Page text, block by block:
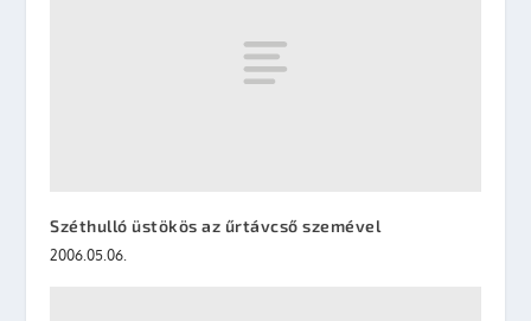
Széthulló üstökös az űrtávcső szemével
2006.05.06.